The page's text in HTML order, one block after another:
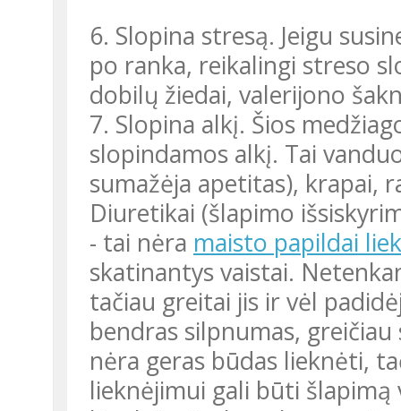
6. Slopina stresą. Jeigu
po ranka, reikalingi streso
dobilų žiedai, valerijono
7. Slopina alkį. Šios
slopindamos alkį. Tai
sumažėja apetitas), krapai,
Diuretikai (šlapimo
- tai nėra maisto papildai
skatinantys vaistai.
tačiau greitai jis ir vėl
bendras silpnumas,
nėra geras būdas lieknėti,
lieknėjimui gali būti